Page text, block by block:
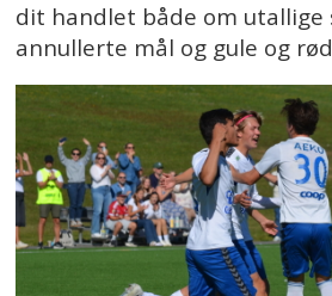
dit handlet både om utallige
annullerte mål og gule og